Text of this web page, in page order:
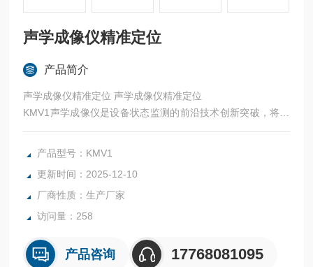
声学成像仪精准定位
产品简介
声学成像仪精准定位 声学成像仪精准定位
KMV1声学成像仪是设备状态监测的前沿技术创新突破，将多
频声波传感器与数字成像相结合，为可靠性从业者提供声学图
像，声学图像精确地呈现声源的位置，
现的无数常见故障。这些故障包括工厂压缩空气或真空系统的
泄漏，蒸汽系统中发现的无形蒸汽泄漏，电气局部放电、电弧
和电晕等电气故障，
产品型号：KMV1
更新时间：2025-12-10
厂商性质：生产厂家
访问量：258
产品咨询 17768081095